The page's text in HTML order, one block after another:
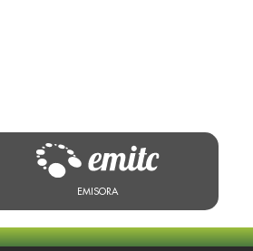
EMISORA